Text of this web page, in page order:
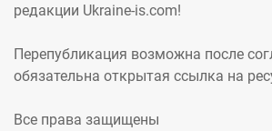
редакции Ukraine-is.com!
Перепубликация возможна после
обязательна открытая ссылка на
Все права защищены